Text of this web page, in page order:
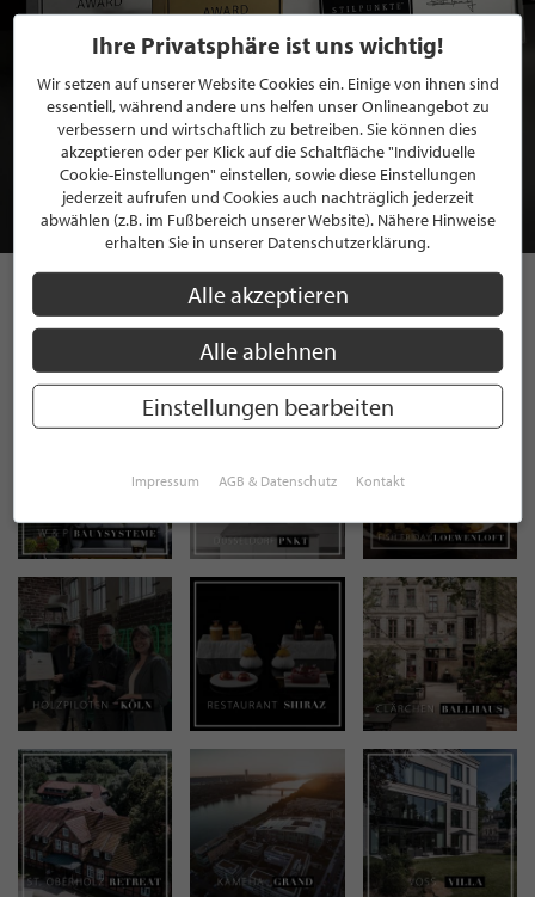
BEWERBEN SIE SICH FÜR EINE GRATIS
MITGLIEDSCHAFT BEI STILPUNKTE®
JETZT GRATIS BEWERBEN
STILPUNKTE AUF
INSTAGRAM
Ihre Privatsphäre ist uns wichtig!
Wir setzen auf unserer Website Cookies ein. Einige von ihnen sind
essentiell, während andere uns helfen unser Onlineangebot zu
verbessern und wirtschaftlich zu betreiben. Sie können dies
akzeptieren oder per Klick auf die Schaltfläche "Individuelle
Cookie-Einstellungen" einstellen, sowie diese Einstellungen
jederzeit aufrufen und Cookies auch nachträglich jederzeit
abwählen (z.B. im Fußbereich unserer Website). Nähere Hinweise
erhalten Sie in unserer Datenschutzerklärung.
Alle akzeptieren
Alle ablehnen
Einstellungen bearbeiten
Impressum AGB & Datenschutz Kontakt